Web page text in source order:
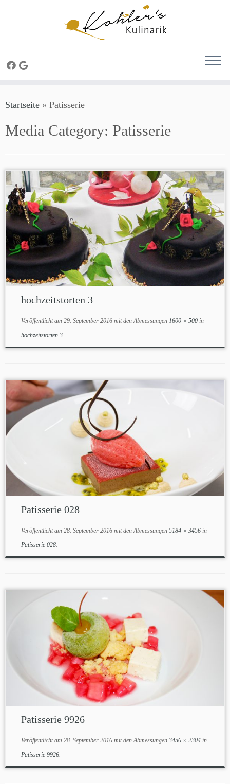
Inhalt
Startseite » Patisserie
Media Category: Patisserie
hochzeitstorten 3
Veröffentlicht am 29. September 2016mit den Abmessungen1600 × 500in
hochzeitstorten 3.
Patisserie 028
Veröffentlicht am 28. September 2016mit den Abmessungen5184 × 3456in
Patisserie 028.
Patisserie 9926
Veröffentlicht am 28. September 2016mit den Abmessungen3456 × 2304in
Patisserie 9926.